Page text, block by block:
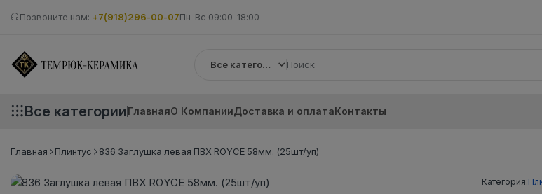
Позвоните нам: +7(918)296-00-07Пн-Вс 09:00-18:00
Все категории
Все категорииГлавнаяО КомпанииДоставка и оплатаКонтакты
Главная Плинтус 836 Заглушка левая ПВХ ROYCE 58мм. (25шт/уп)
Категория: